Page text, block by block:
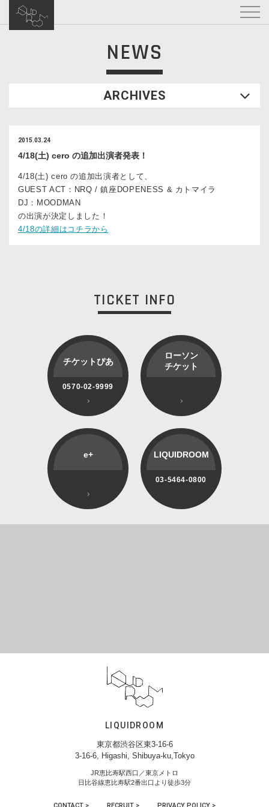
NEWS
ARCHIVES
2015.03.24
4/18(土) cero の追加出演者発表！
4/18(土) cero の追加出演者として、
GUEST ACT：NRQ / 鎮座DOPENESS & カトマイラ
DJ：MOODMAN
の出演が決定しました！
4/18の詳細はコチラから
TICKET INFO
チケットぴあ
0570-02-9999
ローソン
チケット
e+ LIQUIDROOM
03-5464-0800
LIQUIDROOM
東京都渋谷区東3-16-6
3-16-6, Higashi, Shibuya-ku,Tokyo
JR恵比寿駅西口／東京メトロ
日比谷線恵比寿駅2番出口より徒歩3分